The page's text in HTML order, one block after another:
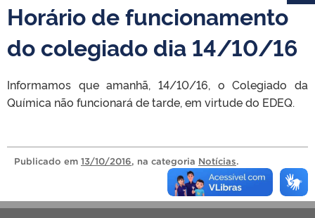
PORTARIAS
Horário de funcionamento
do colegiado dia 14/10/16
Informamos que amanhã, 14/10/16, o Colegiado da
Química não funcionará de tarde, em virtude do EDEQ.
Publicado em 13/10/2016, na categoria Notícias.